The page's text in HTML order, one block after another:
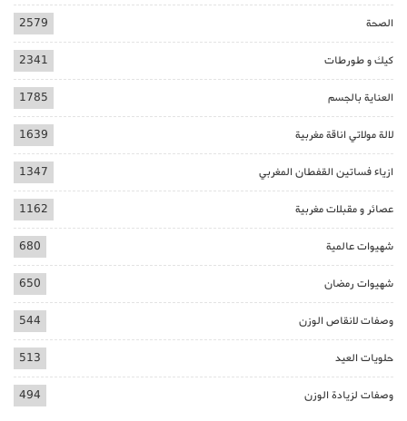
الصحة 2579
كيك و طورطات 2341
العناية بالجسم 1785
لالة مولاتي اناقة مغربية 1639
ازياء فساتين القفطان المغربي 1347
عصائر و مقبلات مغربية 1162
شهيوات عالمية 680
شهيوات رمضان 650
وصفات لانقاص الوزن 544
حلويات العيد 513
وصفات لزيادة الوزن 494